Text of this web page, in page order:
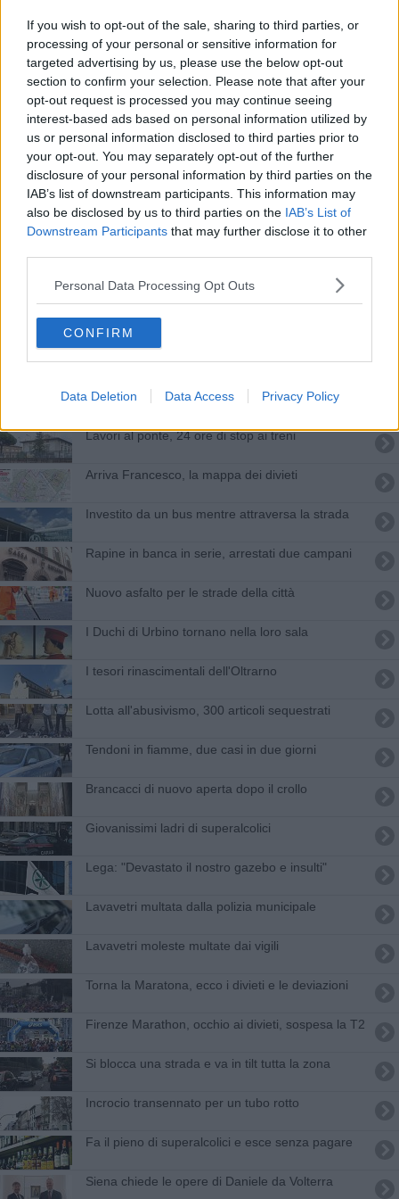
If you wish to opt-out of the sale, sharing to third parties, or
processing of your personal or sensitive information for
targeted advertising by us, please use the below opt-out
section to confirm your selection. Please note that after your
opt-out request is processed you may continue seeing
interest-based ads based on personal information utilized by
us or personal information disclosed to third parties prior to
your opt-out. You may separately opt-out of the further
disclosure of your personal information by third parties on the
IAB’s list of downstream participants. This information may
also be disclosed by us to third parties on the IAB’s List of
Downstream Participants that may further disclose it to other
Personal Data Processing Opt Outs
CONFIRM
Data Deletion Data Access Privacy Policy
Estate di grandi lavori nelle scuole fiorentine
Sfonda un cassonetto e boccia scooter e
biciclette
Traffico in slalom tra i nuovi cantieri
Studenti dalla Polfer a scuola di viaggi sicuri
Guasto e cantieri, disagi sulla rete idrica
Corri la Vita, percorsi e tutte le novità del 2022
​Maratona, ecco divieti e deviazioni sul percorso
Settimana di cantieri, tutti i divieti in città
Spray urticante a scuola, tutti evacuati
Lavori al ponte, 24 ore di stop ai treni
Arriva Francesco, la mappa dei divieti
Investito da un bus mentre attraversa la strada
Rapine in banca in serie, arrestati due campani
Nuovo asfalto per le strade della città
I Duchi di Urbino tornano nella loro sala
I tesori rinascimentali dell'Oltrarno
Lotta all'abusivismo, 300 articoli sequestrati
Tendoni in fiamme, due casi in due giorni
Brancacci di nuovo aperta dopo il crollo
Giovanissimi ladri di superalcolici
Lega: "Devastato il nostro gazebo e insulti"
Lavavetri multata dalla polizia municipale
Lavavetri moleste multate dai vigili
Torna la Maratona, ecco i divieti e le deviazioni
Firenze Marathon, occhio ai divieti, sospesa la T2
Si blocca una strada e va in tilt tutta la zona
Incrocio transennato per un tubo rotto
Fa il pieno di superalcolici e esce senza pagare
Siena chiede le opere di Daniele da Volterra